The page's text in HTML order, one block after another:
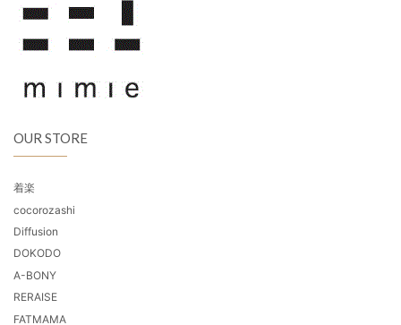
OUR STORE
着楽
cocorozashi
Diffusion
DOKODO
A-BONY
RERAISE
FATMAMA